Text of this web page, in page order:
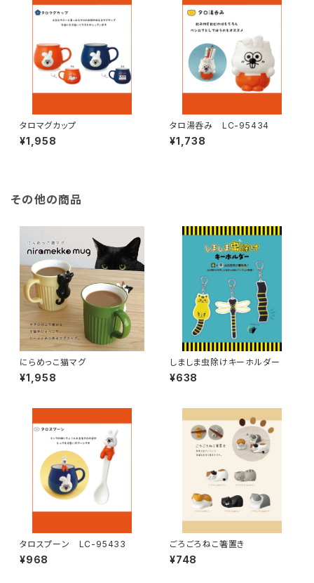
タロマグカップ
¥1,958
タロ湯呑み LC-95434
¥1,738
その他の商品
にらめっこ猫マグ
¥1,958
しましま虫除けキーホルダー
¥638
タロスプーン LC-95433
¥968
ごろごろねこ箸置き
¥748